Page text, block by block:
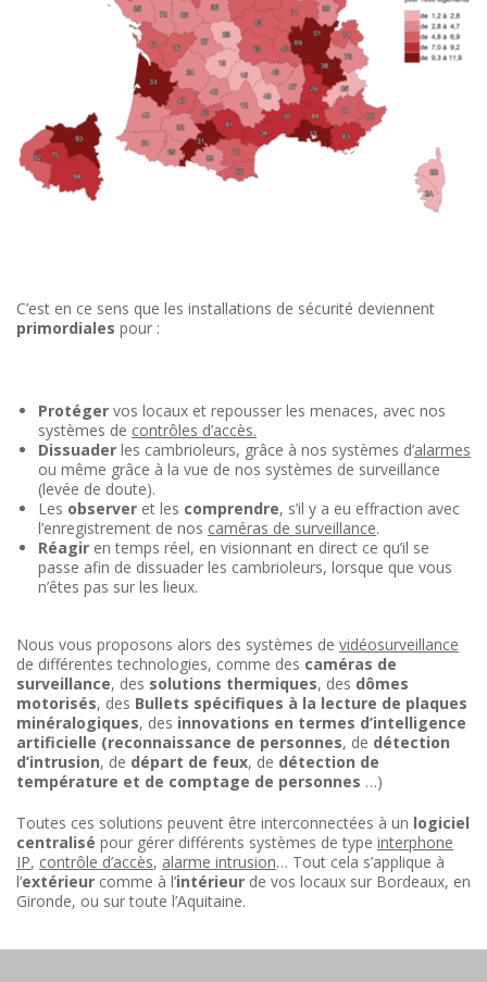
C’est en ce sens que les installations de sécurité deviennent
primordiales pour :
Protéger vos locaux et repousser les menaces, avec nos
systèmes de contrôles d’accès.
Dissuader les cambrioleurs, grâce à nos systèmes d’alarmes
ou même grâce à la vue de nos systèmes de surveillance
(levée de doute).
Les observer et les comprendre, s’il y a eu effraction avec
l’enregistrement de nos caméras de surveillance.
Réagir en temps réel, en visionnant en direct ce qu’il se
passe afin de dissuader les cambrioleurs, lorsque que vous
n’êtes pas sur les lieux.
Nous vous proposons alors des systèmes de vidéosurveillance
de différentes technologies, comme des caméras de
surveillance, des solutions thermiques, des dômes
motorisés, des Bullets spécifiques à la lecture de plaques
minéralogiques, des innovations en termes d’intelligence
artificielle (reconnaissance de personnes, de détection
d’intrusion, de départ de feux, de détection de
température et de comptage de personnes …)
Toutes ces solutions peuvent être interconnectées à un logiciel
centralisé pour gérer différents systèmes de type interphone
IP, contrôle d’accès, alarme intrusion… Tout cela s’applique à
l’extérieur comme à l’intérieur de vos locaux sur Bordeaux, en
Gironde, ou sur toute l’Aquitaine.